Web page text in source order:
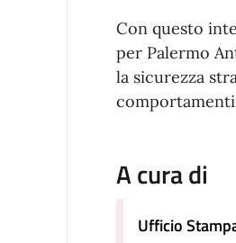
Con questo
per Palermo
la sicurezza
A cura di
Ufficio